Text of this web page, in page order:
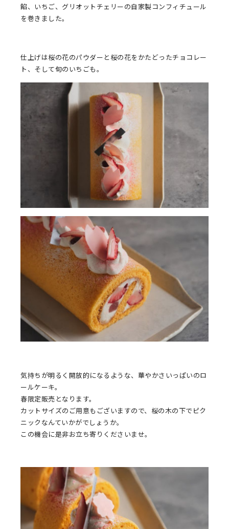
餡、いちご、グリオットチェリーの自家製コンフィチュール
を巻きました。
仕上げは桜の花のパウダーと桜の花をかたどったチョコレー
ト、そして旬のいちごも。
気持ちが明るく開放的になるような、華やかさいっぱいのロ
ールケーキ。
春限定販売となります。
カットサイズのご用意もございますので、桜の木の下でピク
ニックなんていかがでしょうか。
この機会に是非お立ち寄りくださいませ。